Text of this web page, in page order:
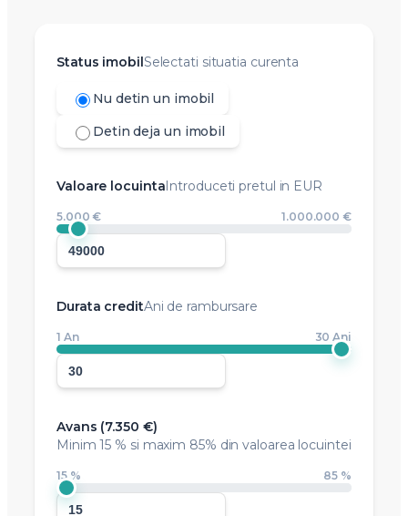
Status imobilSelectati situatia curenta
Nu detin un imobil
Detin deja un imobil
Valoare locuintaIntroduceti pretul in EUR
5.000 € 1.000.000 €
Durata creditAni de rambursare
1 An 30 Ani
Avans (7.350 €)
Minim15 % si maxim 85% din valoarea locuintei
15 % 85 %